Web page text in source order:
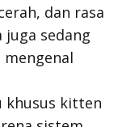
dan rasa
sedang
khusus kitten